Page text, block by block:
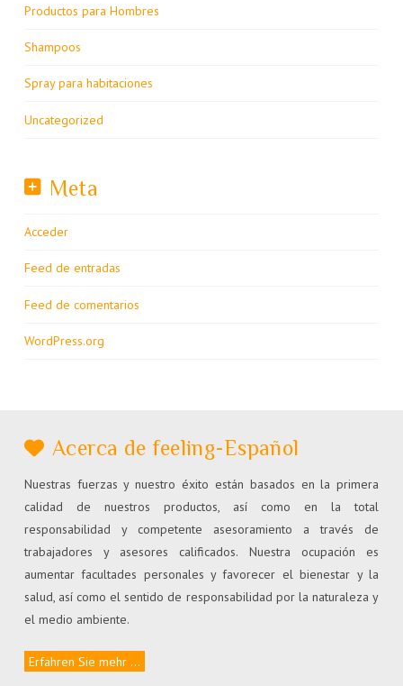
Productos para Hombres
Shampoos
Spray para habitaciones
Uncategorized
Meta
Acceder
Feed de entradas
Feed de comentarios
WordPress.org
Acerca de feeling-Español
Nuestras fuerzas y nuestro éxito están basados en la primera
calidad de nuestros productos, así como en la total
responsabilidad y competente asesoramiento a través de
trabajadores y asesores calificados. Nuestra ocupación es
aumentar facultades personales y favorecer el bienestar y la
salud, así como el sentido de responsabilidad por la naturaleza y
el medio ambiente.
Erfahren Sie mehr ...